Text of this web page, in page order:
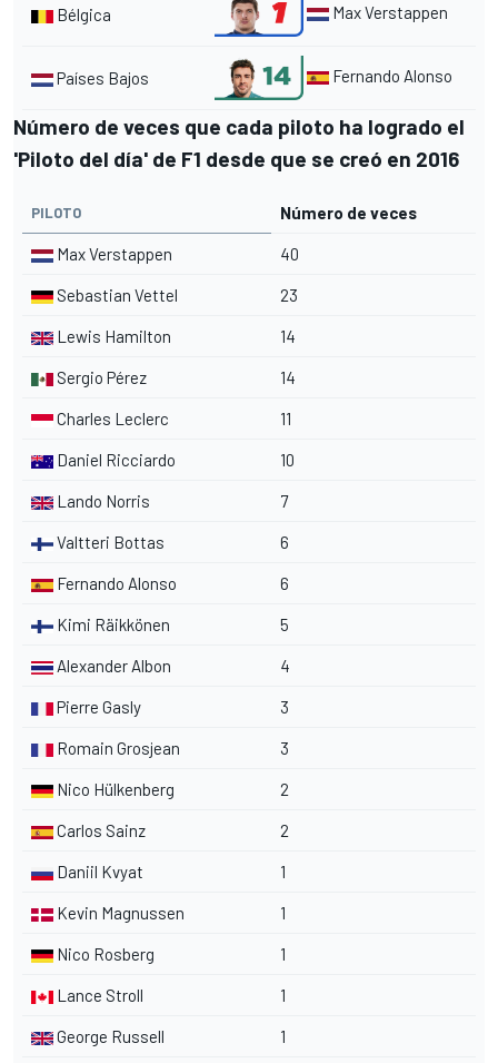
Bélgica Max Verstappen
Países Bajos Fernando Alonso
Número de veces que cada piloto ha logrado el
'Piloto del día' de F1 desde que se creó en 2016
PILOTO Número de veces
Max Verstappen 40
Sebastian Vettel 23
Lewis Hamilton 14
Sergio Pérez 14
Charles Leclerc 11
Daniel Ricciardo 10
Lando Norris 7
Valtteri Bottas 6
Fernando Alonso 6
Kimi Räikkönen 5
Alexander Albon 4
Pierre Gasly 3
Romain Grosjean 3
Nico Hülkenberg 2
Carlos Sainz 2
Daniil Kvyat 1
Kevin Magnussen 1
Nico Rosberg 1
Lance Stroll 1
George Russell 1